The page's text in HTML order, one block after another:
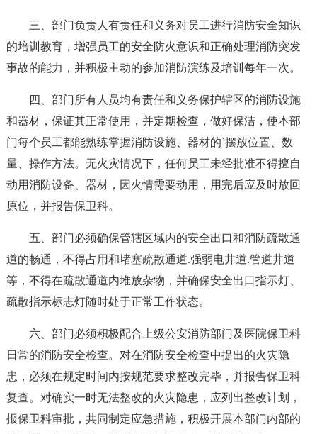
三、部门负责人有责任和义务对员工进行消防安全知识
的培训教育，增强员工的安全防火意识和正确处理消防突发
事故的能力，并积极主动的参加消防演练及培训每年一次。
四、部门所有人员均有责任和义务保护辖区的消防设施
和器材，保证其正常使用，并定期检查，做好保洁，使本部
门每个员工都能熟练掌握消防设施、器材的`摆放位置、数
量、操作方法。无火灾情况下，任何员工未经批准不得擅自
动用消防设备、器材，因火情需要动用，用完后应及时放回
原位，并报告保卫科。
五、部门必须确保管辖区域内的安全出口和消防疏散通
道的畅通，不得占用和堵塞疏散通道.强弱电井道.管道井道
等，不得在疏散通道内堆放杂物，并确保安全出口指示灯、
疏散指示标志灯随时处于正常工作状态。
六、部门必须积极配合上级公安消防部门及医院保卫科
日常的消防安全检查。对在消防安全检查中提出的火灾隐
患，必须在规定时间内按规范要求整改完毕，并报告保卫科
复查。对确实一时无法整改的火灾隐患，应列出整改计划，
报保卫科审批，共同制定应急措施，积极开展本部门内部的